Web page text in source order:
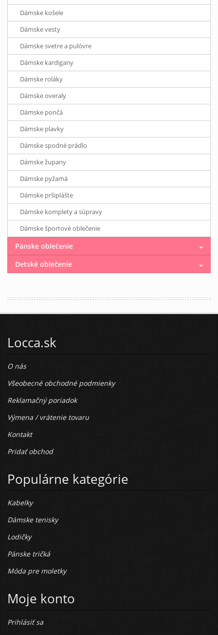
Dámske košele
Dámske vesty
Dámske svetre a pulóvre
Dámske kardigany
Dámske roláky
Dámske overaly
Dámske pončá
Dámske plavky
Dámske spodné prádlo
Dámske župany
Dámske pyžamá
Dámske pršiplášte
Dámske komplety a súpravy
Dámske športové oblečenie
Pánske oblečenie
Detské oblečenie
Locca.sk
O nás
Všeobecné obchodné podmienky
Reklamačný poriadok
Výmena / vrátenie tovaru
Kontakt
Pridať obchod
Populárne kategórie
Kabelky
Dámske tenisky
Lodičky
Pánske tričká
Móda pre moletky
Moje konto
Prihlásiť sa